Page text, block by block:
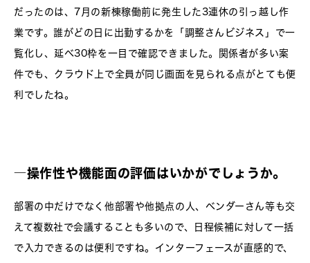
だったのは、7月の新棟稼働前に発生した3連休の引っ越し作
業です。誰がどの日に出勤するかを「調整さんビジネス」で一
覧化し、延べ30枠を一目で確認できました。関係者が多い案
件でも、クラウド上で全員が同じ画面を見られる点がとても便
利でしたね。
―操作性や機能面の評価はいかがでしょうか。
部署の中だけでなく他部署や他拠点の人、ベンダーさん等も交
えて複数社で会議することも多いので、日程候補に対して一括
で入力できるのは便利ですね。インターフェースが直感的で、